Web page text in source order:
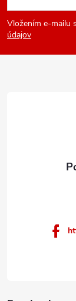
á
p
Vložením e-mailu
údajov